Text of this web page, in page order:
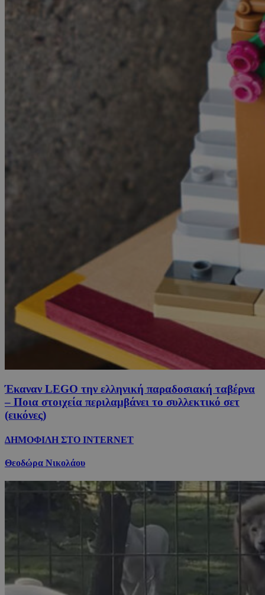
Έκαναν LEGO την ελληνική παραδοσιακή ταβέρνα
– Ποια στοιχεία περιλαμβάνει το συλλεκτικό σετ
(εικόνες)
ΔΗΜΟΦΙΛΗ ΣΤΟ INTERNET
Θεοδώρα Νικολάου